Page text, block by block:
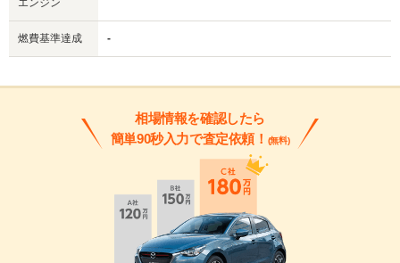
燃費基準達成 -
相場情報を確認したら
簡単90秒入力で査定依頼！ (無料)